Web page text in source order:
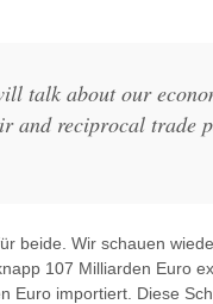
talk about our
and reciprocal trade
beide. Wir schauen
107 Milliarden Euro
Euro importiert. Diese